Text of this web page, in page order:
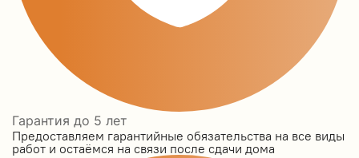
Гарантия до 5 лет
Предоставляем гарантийные обязательства на все виды
работ и остаёмся на связи после сдачи дома